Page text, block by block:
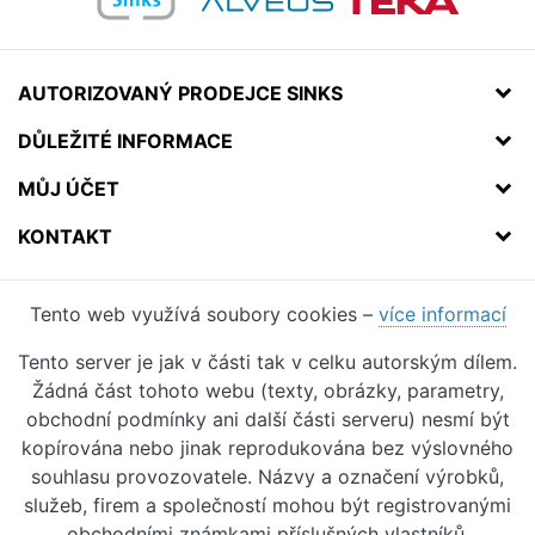
AUTORIZOVANÝ PRODEJCE SINKS
DŮLEŽITÉ INFORMACE
MŮJ ÚČET
KONTAKT
Tento web využívá soubory cookies – více informací
Tento server je jak v části tak v celku autorským dílem.
Žádná část tohoto webu (texty, obrázky, parametry,
obchodní podmínky ani další části serveru) nesmí být
kopírována nebo jinak reprodukována bez výslovného
souhlasu provozovatele. Názvy a označení výrobků,
služeb, firem a společností mohou být registrovanými